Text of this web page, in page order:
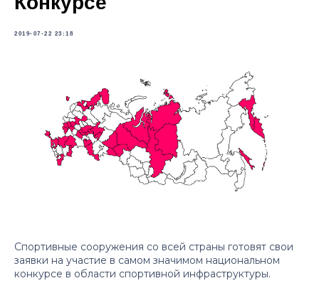
2019-07-22 23:18
Спортивные сооружения со всей страны готовят свои
заявки на участие в самом значимом национальном
конкурсе в области спортивной инфраструктуры.